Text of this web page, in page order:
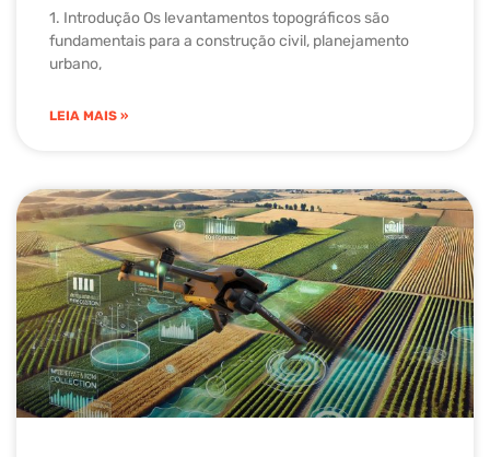
1. Introdução Os levantamentos topográficos são
fundamentais para a construção civil, planejamento
urbano,
LEIA MAIS »